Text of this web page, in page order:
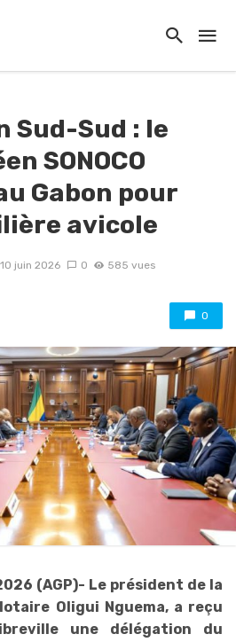
Sud-Sud : le
SONOCO
Gabon pour
avicole
10 juin 2026 0 585 vues
0
(AGP)- Le président de la
Oligui Nguema, a reçu
une délégation du